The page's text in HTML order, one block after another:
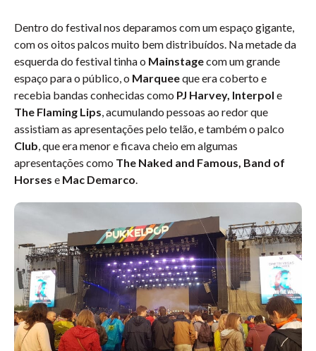
Dentro do festival nos deparamos com um espaço gigante,
com os oitos palcos muito bem distribuídos. Na metade da
esquerda do festival tinha o Mainstagecom um grande
espaço para o público, o Marqueeque era coberto e
recebia bandas conhecidas como PJ Harvey, Interpol e
The Flaming Lips, acumulando pessoas ao redor que
assistiam as apresentações pelo telão, e também o palco
Club, que era menor e ficava cheio em algumas
apresentações como The Naked and Famous, Band of
Horses e Mac Demarco.